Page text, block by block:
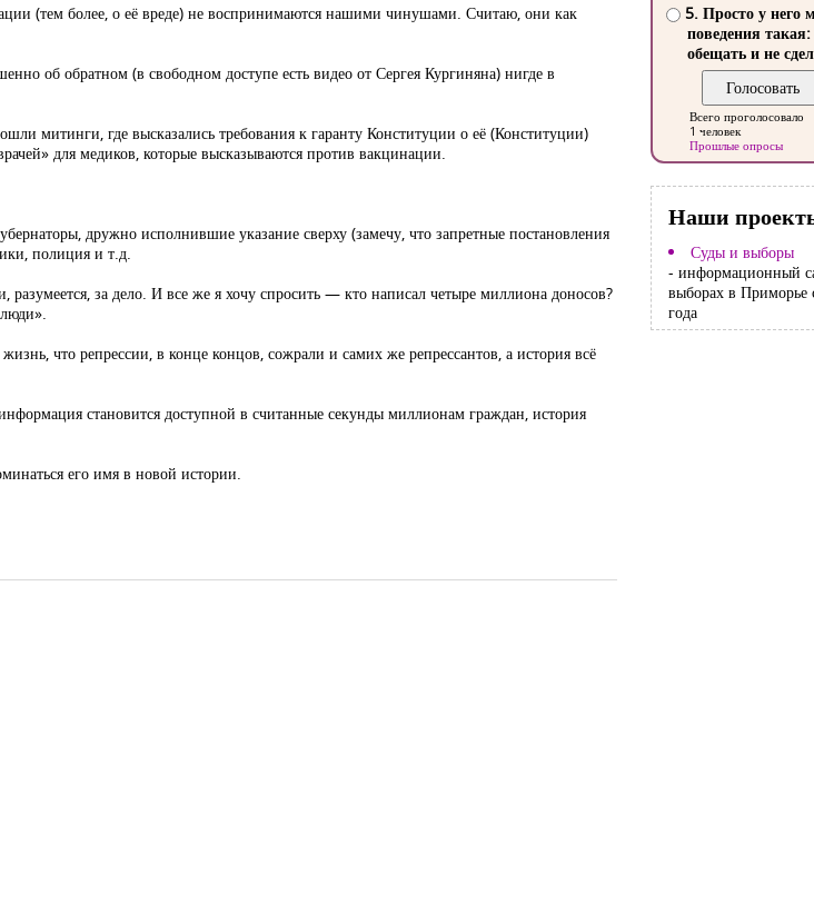
(тем более, о её вреде) не воспринимаются нашими чинушами. Считаю, они как
об обратном (в свободном доступе есть видео от Сергея Кургиняна) нигде в
митинги, где высказались требования к гаранту Конституции о её (Конституции)
для медиков, которые высказываются против вакцинации.
дружно исполнившие указание сверху (замечу, что запретные постановления
полиция и т.д.
за дело. И все же я хочу спросить — кто написал четыре миллиона доносов?
что репрессии, в конце концов, сожрали и самих же репрессантов, а история всё
становится доступной в считанные секунды миллионам граждан, история
его имя в новой истории.
5. Просто у него
поведения такая:
обещать и не
Всего проголосовало
1 человек
Прошлые опросы
Наши
Суды и выборы
- информационный
выборах в Приморье
года